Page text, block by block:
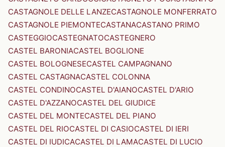
CASTAGNOLE DELLE LANZECASTAGNOLE MONFERRATO
CASTAGNOLE PIEMONTECASTANACASTANO PRIMO
CASTEGGIOCASTEGNATOCASTEGNERO
CASTEL BARONIACASTEL BOGLIONE
CASTEL BOLOGNESECASTEL CAMPAGNANO
CASTEL CASTAGNACASTEL COLONNA
CASTEL CONDINOCASTEL D'AIANOCASTEL D'ARIO
CASTEL D'AZZANOCASTEL DEL GIUDICE
CASTEL DEL MONTECASTEL DEL PIANO
CASTEL DEL RIOCASTEL DI CASIOCASTEL DI IERI
CASTEL DI IUDICACASTEL DI LAMACASTEL DI LUCIO